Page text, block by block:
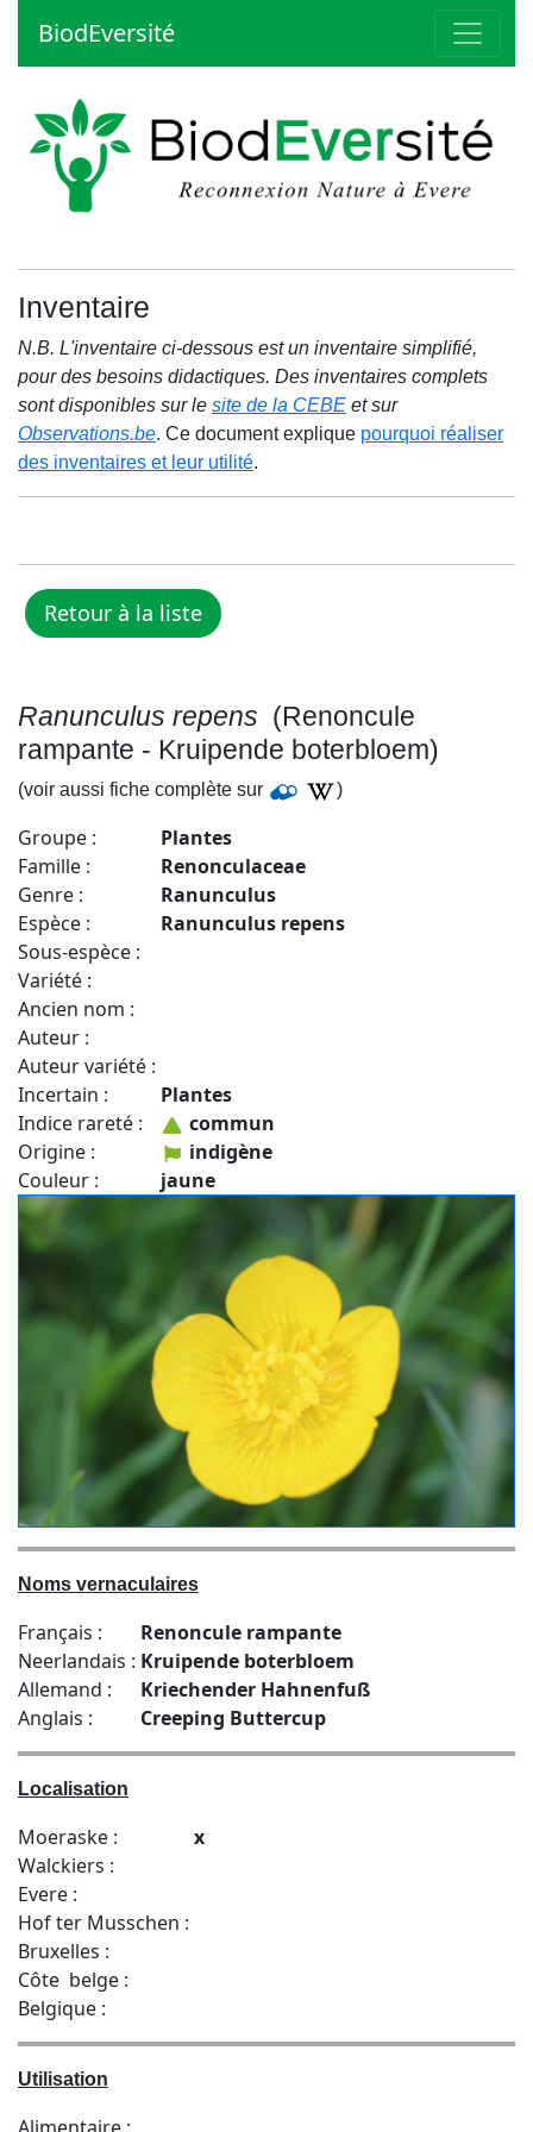
BiodEversité
Inventaire
N.B. L'inventaire ci-dessous est un inventaire simplifié,
pour des besoins didactiques. Des inventaires complets
sont disponibles sur le site de la CEBE et sur
Observations.be. Ce document explique pourquoi réaliser
des inventaires et leur utilité.
Ranunculus repens (Renoncule
rampante - Kruipende boterbloem)
(voir aussi fiche complète sur )
Groupe :
Plantes
Famille :
Renonculaceae
Genre :
Ranunculus
Espèce :
Ranunculus repens
Sous-espèce :
Variété :
Ancien nom :
Auteur :
Auteur variété :
Incertain :
Plantes
Indice rareté :
commun
Origine :
indigène
Couleur :
jaune
Noms vernaculaires
Français :
Renoncule rampante
Neerlandais : Kruipende boterbloem
Allemand :
Kriechender Hahnenfuß
Anglais :
Creeping Buttercup
Localisation
Moeraske :
x
Walckiers :
Evere :
Hof ter Musschen :
Bruxelles :
Côte belge :
Belgique :
Utilisation
Alimentaire :